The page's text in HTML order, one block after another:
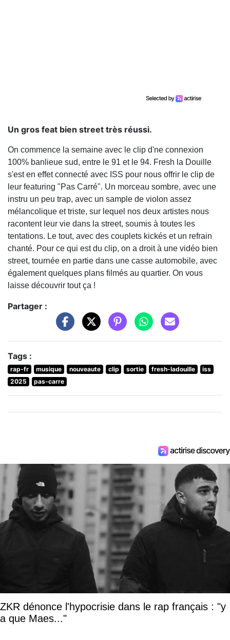
Un gros feat bien street très réussi.
On commence la semaine avec le clip d'ne connexion
100% banlieue sud, entre le 91 et le 94. Fresh la Douille
s'est en effet connecté avec ISS pour nous offrir le clip de
leur featuring "Pas Carré". Un morceau sombre, avec une
instru un peu trap, avec un sample de violon assez
mélancolique et triste, sur lequel nos deux artistes nous
racontent leur vie dans la street, soumis à toutes les
tentations. Le tout, avec des couplets kickés et un refrain
chanté. Pour ce qui est du clip, on a droit à une vidéo bien
street, tournée en partie dans une casse automobile, avec
également quelques plans filmés au quartier. On vous
laisse découvrir tout ça !
Partager :
Tags :
rap-fr musique nouveaute clip sortie fresh-ladouille
iss
2025
pas-carre
ZKR dénonce l'hypocrisie dans le rap français : "y
a que Maes..."